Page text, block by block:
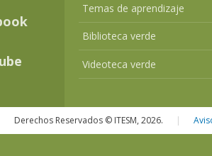
Temas de aprendizaje
Biblioteca verde
Videoteca verde
Derechos Reservados © ITESM, 2026. |